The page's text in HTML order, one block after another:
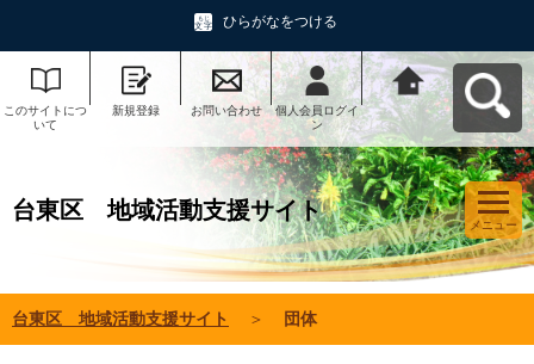
ひらがなをつける
このサイトにつ
いて
新規登録 お問い合わせ
個人会員ログイ
ン
台東区 地域活
動支援サイトへ
戻る
台東区 地域活動支援サイト
メニュー
台東区 地域活動支援サイト ＞ 団体